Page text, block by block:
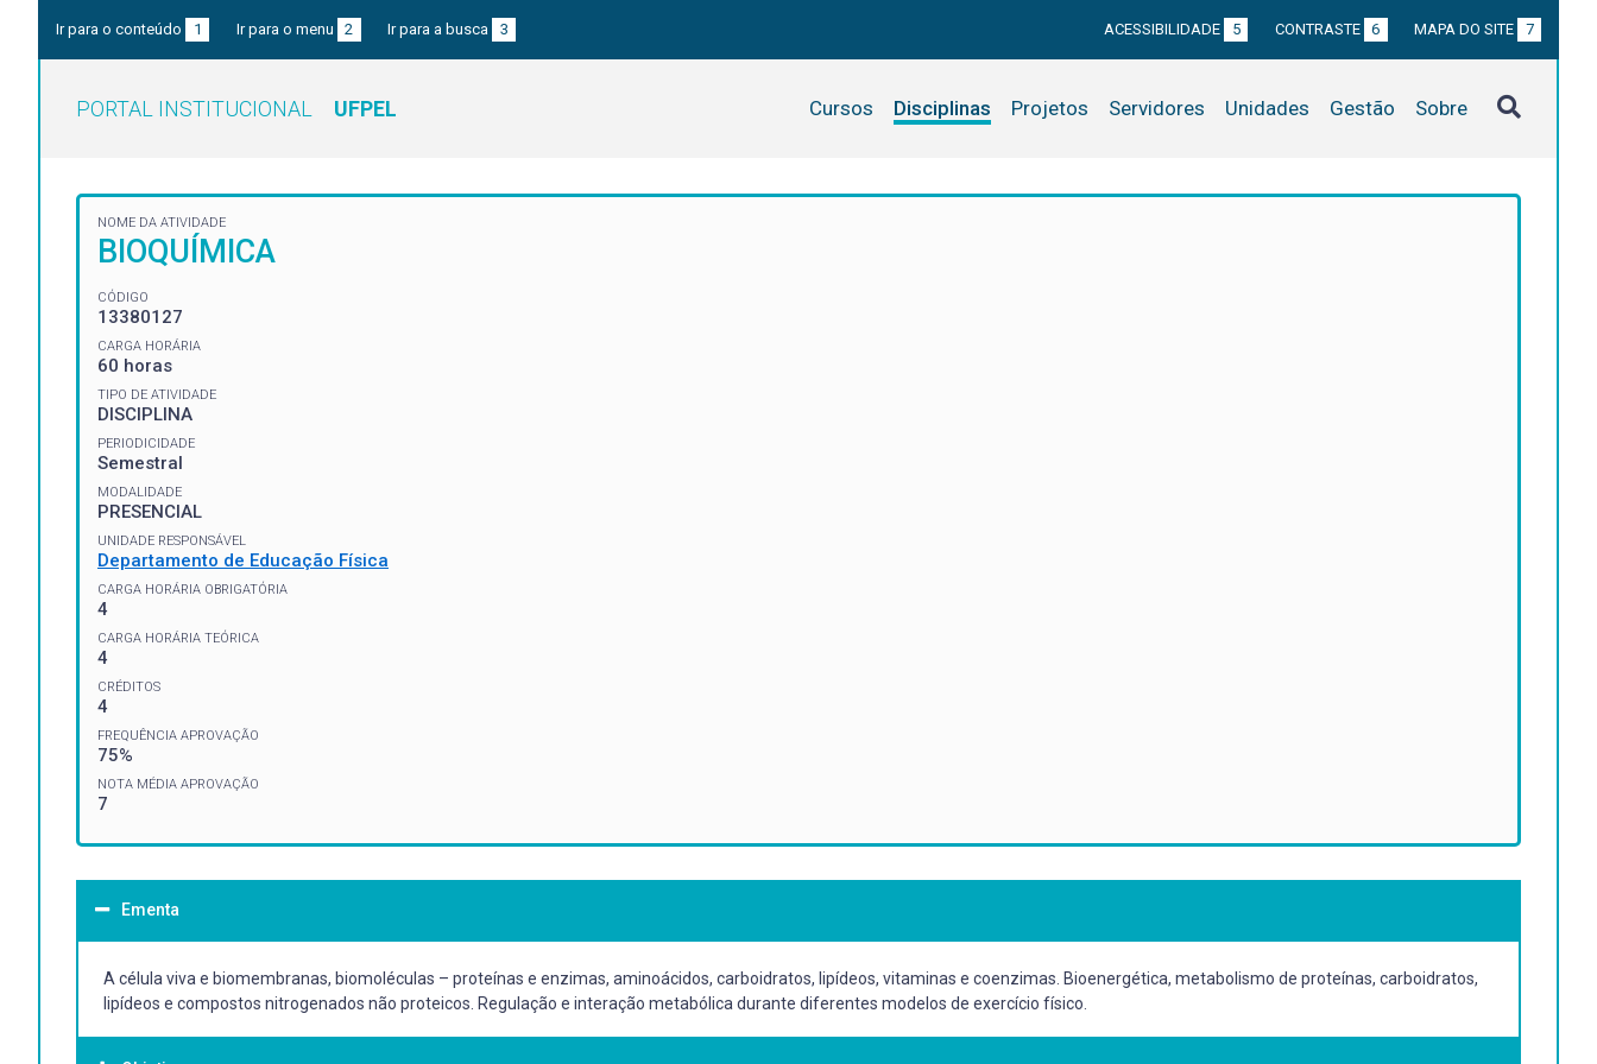
Ir para o conteúdo 1 Ir para o menu 2 Ir para a busca 3 ACESSIBILIDADE 5 CONTRASTE 6 MAPA DO SITE 7
PORTAL INSTITUCIONAL UFPEL Cursos Disciplinas Projetos Servidores Unidades Gestão Sobre
NOME DA ATIVIDADE
BIOQUÍMICA
CÓDIGO
13380127
CARGA HORÁRIA
60 horas
TIPO DE ATIVIDADE
DISCIPLINA
PERIODICIDADE
Semestral
MODALIDADE
PRESENCIAL
UNIDADE RESPONSÁVEL
Departamento de Educação Física
CARGA HORÁRIA OBRIGATÓRIA
4
CARGA HORÁRIA TEÓRICA
4
CRÉDITOS
4
FREQUÊNCIA APROVAÇÃO
75%
NOTA MÉDIA APROVAÇÃO
7
Ementa
A célula viva e biomembranas, biomoléculas – proteínas e enzimas, aminoácidos, carboidratos, lipídeos, vitaminas e coenzimas. Bioenergética, metabolismo de proteínas, carboidratos,
lipídeos e compostos nitrogenados não proteicos. Regulação e interação metabólica durante diferentes modelos de exercício físico.